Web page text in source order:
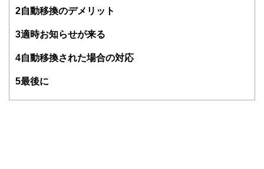
2自動移換のデメリット
3適時お知らせが来る
4自動移換された場合の対応
5最後に